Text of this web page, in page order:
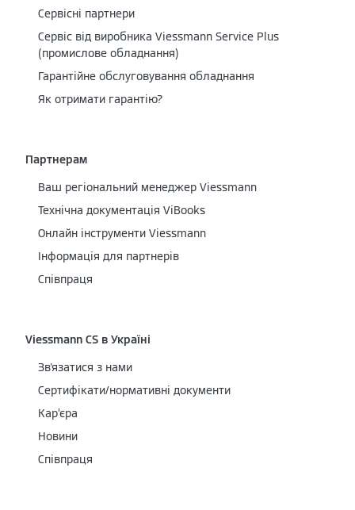
Сервісні партнери
Cервіс від виробника Viessmann Service Plus
(промислове обладнання)
Гарантійне обслуговування обладнання
Як отримати гарантію?
Партнерам
Ваш регіональний менеджер Viessmann
Технічна документація ViBooks
Онлайн інструменти Viessmann
Інформація для партнерів
Співпраця
Viessmann CS в Україні
Зв'язатися з нами
Сертифікати/нормативні документи
Кар’єра
Новини
Співпраця